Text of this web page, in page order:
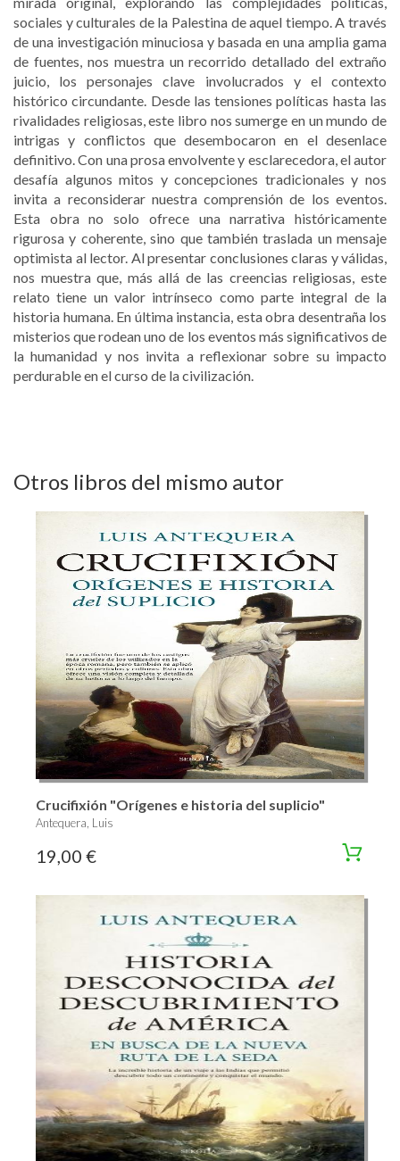
sociales y culturales de la Palestina de aquel tiempo. A través
de una investigación minuciosa y basada en una amplia gama
de fuentes, nos muestra un recorrido detallado del extraño
juicio, los personajes clave involucrados y el contexto
histórico circundante. Desde las tensiones políticas hasta las
rivalidades religiosas, este libro nos sumerge en un mundo de
intrigas y conflictos que desembocaron en el desenlace
definitivo. Con una prosa envolvente y esclarecedora, el autor
desafía algunos mitos y concepciones tradicionales y nos
invita a reconsiderar nuestra comprensión de los eventos.
Esta obra no solo ofrece una narrativa históricamente
rigurosa y coherente, sino que también traslada un mensaje
optimista al lector. Al presentar conclusiones claras y válidas,
nos muestra que, más allá de las creencias religiosas, este
relato tiene un valor intrínseco como parte integral de la
historia humana. En última instancia, esta obra desentraña los
misterios que rodean uno de los eventos más significativos de
la humanidad y nos invita a reflexionar sobre su impacto
perdurable en el curso de la civilización.
Otros libros del mismo autor
Crucifixión "Orígenes e historia del suplicio"
Antequera, Luis
19,00 €